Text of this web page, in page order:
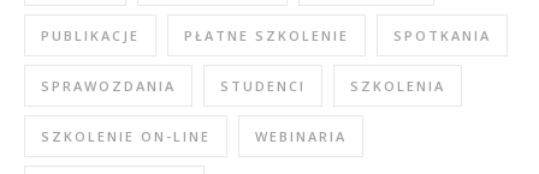
PUBLIKACJE PŁATNE SZKOLENIE SPOTKANIA
SPRAWOZDANIA STUDENCI SZKOLENIA
SZKOLENIE ON-LINE WEBINARIA